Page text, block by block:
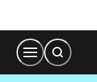
Content